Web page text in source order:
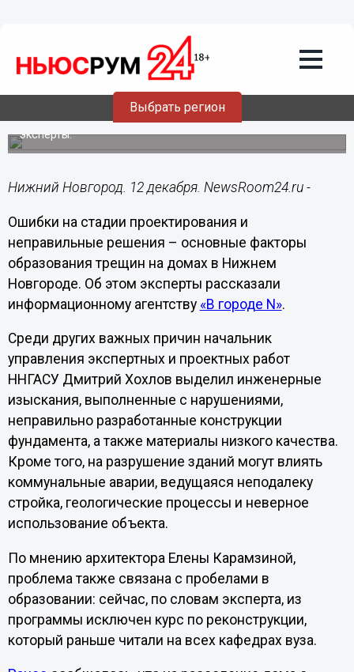
Выбрать регион
12.12.202417:05
Нижегородцам назвали основные
причины образования трещин в домах
Ситуацию с разрушением зданий прокомментировали
эксперты.
Нижний Новгород. 12 декабря. NewsRoom24.ru -
Ошибки на стадии проектирования и
неправильные решения – основные факторы
образования трещин на домах в Нижнем
Новгороде. Об этом эксперты рассказали
информационному агентству «В городе N».
Среди других важных причин начальник
управления экспертных и проектных работ
ННГАСУ Дмитрий Хохлов выделил инженерные
изыскания, выполненные с нарушениями,
неправильно разработанные конструкции
фундамента, а также материалы низкого качества.
Кроме того, на разрушение зданий могут влиять
коммунальные аварии, ведущаяся неподалеку
стройка, геологические процессы и неверное
использование объекта.
По мнению архитектора Елены Карамзиной,
проблема также связана с пробелами в
образовании: сейчас, по словам эксперта, из
программы исключен курс по реконструкции,
который раньше читали на всех кафедрах вуза.